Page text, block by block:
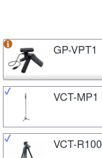
GP-VPT1
VCT-MP1
VCT-R100